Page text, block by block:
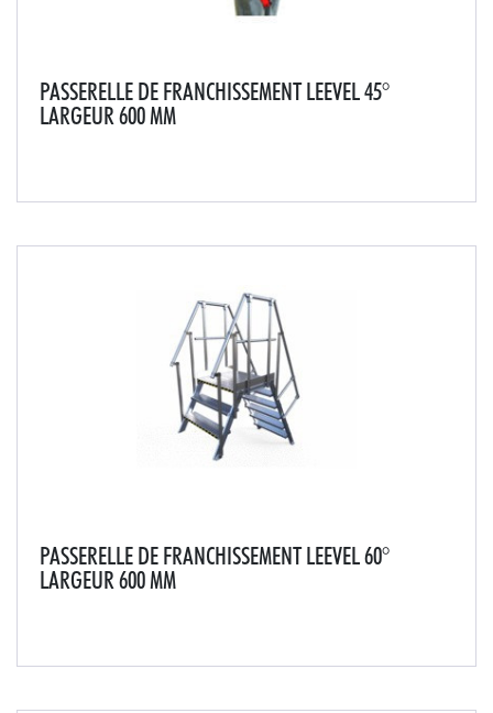
PASSERELLE DE FRANCHISSEMENT LEEVEL 45°
LARGEUR 600 MM
tuyauterie, relevés d'étanchéité...Livré mon...
PASSERELLE DE FRANCHISSEMENT LEEVEL 60°
LARGEUR 600 MM
tuyauterie, relevés d'étanchéité...Livré mon...